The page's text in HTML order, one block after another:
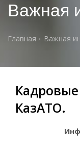
Важная
Главная Важная
КазАТО.